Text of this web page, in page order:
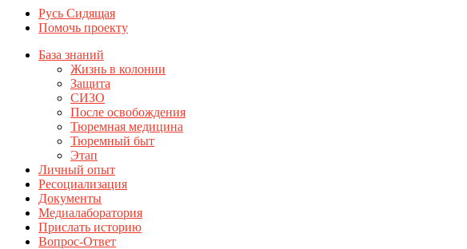
Русь Сидящая
Помочь проекту
База знаний
Жизнь в колонии
Защита
СИЗО
После освобождения
Тюремная медицина
Тюремный быт
Этап
Личный опыт
Ресоциализация
Документы
Медиалаборатория
Прислать историю
Вопрос-Ответ